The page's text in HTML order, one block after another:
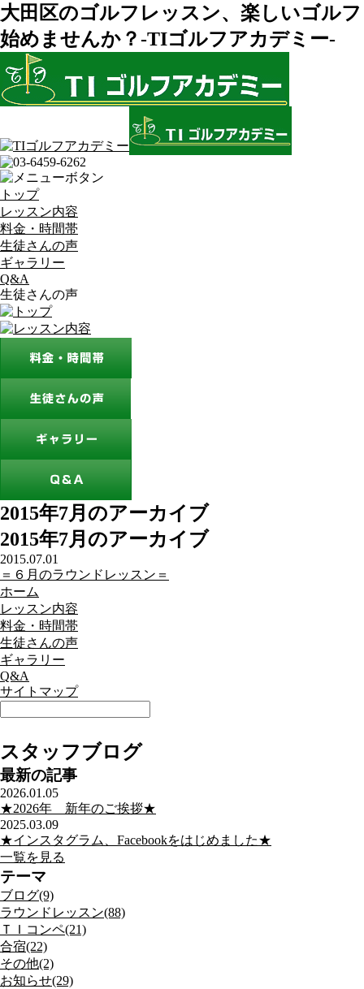
大田区のゴルフレッスン、楽しいゴルフ
始めませんか？-TIゴルフアカデミー-
トップ
レッスン内容
料金・時間帯
生徒さんの声
ギャラリー
Q&A
生徒さんの声
2015年7月のアーカイブ
2015年7月のアーカイブ
2015.07.01
＝６月のラウンドレッスン＝
ホーム
レッスン内容
料金・時間帯
生徒さんの声
ギャラリー
Q&A
サイトマップ
スタッフブログ
最新の記事
2026.01.05
★2026年 新年のご挨拶★
2025.03.09
★インスタグラム、Facebookをはじめました★
一覧を見る
テーマ
ブログ(9)
ラウンドレッスン(88)
ＴＩコンペ(21)
合宿(22)
その他(2)
お知らせ(29)